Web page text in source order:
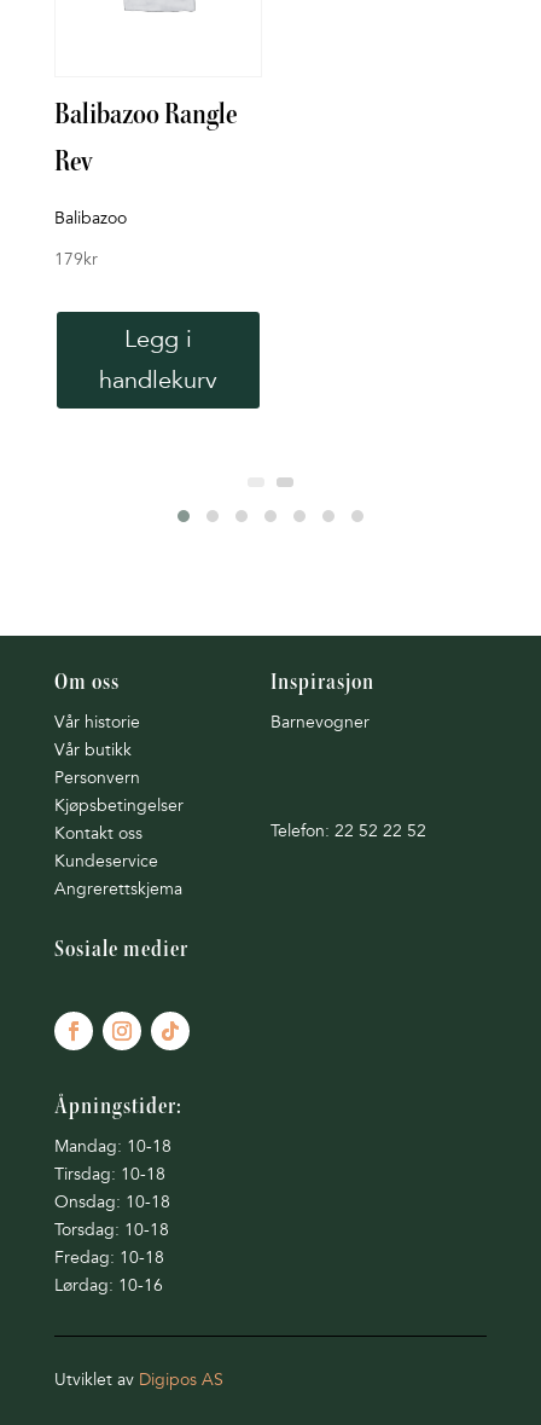
Balibazoo Rangle
Rev
Balibazoo
179kr
Legg i
handlekurv
Om oss
Vår historie
Vår butikk
Personvern
Kjøpsbetingelser
Kontakt oss
Kundeservice
Angrerettskjema
Inspirasjon
Barnevogner
Telefon: 22 52 22 52
Sosiale medier
Åpningstider:
Mandag: 10-18
Tirsdag: 10-18
Onsdag: 10-18
Torsdag: 10-18
Fredag: 10-18
Lørdag: 10-16
Utviklet av Digipos AS